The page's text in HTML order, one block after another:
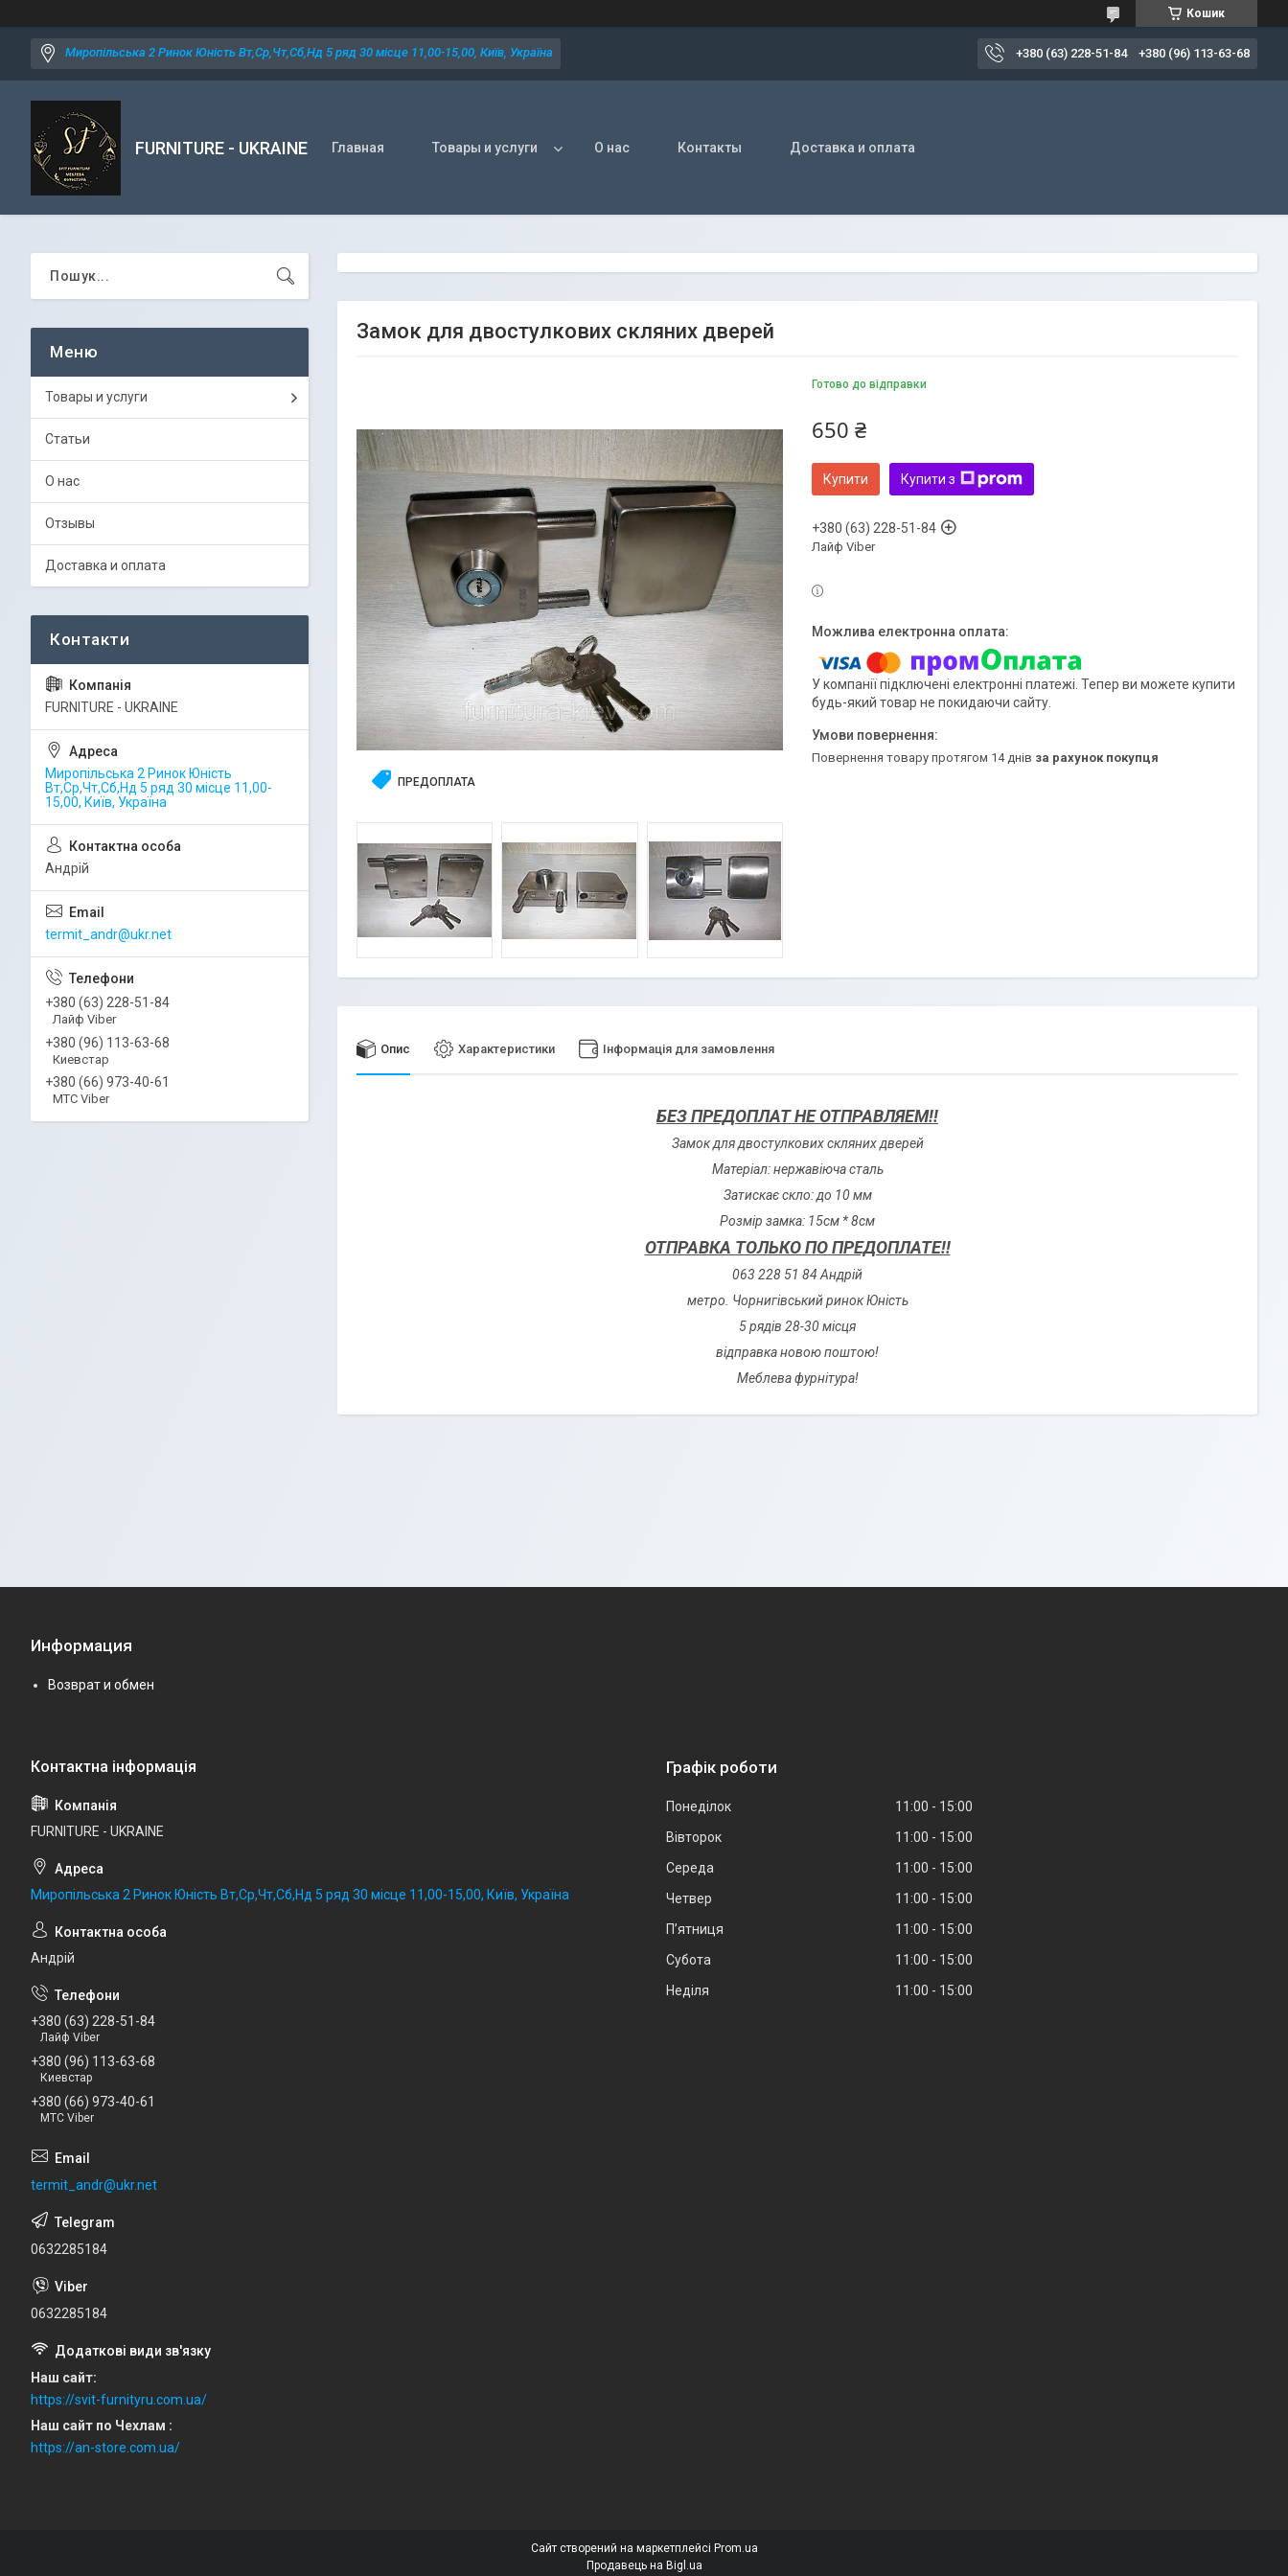
Кошик
Миропільська 2 Ринок Юність Вт,Ср,Чт,Сб,Нд 5 ряд 30 місце 11,00-15,00, Київ, Україна +380 (63) 228-51-84 +380 (96) 113-63-68
FURNITURE - UKRAINE Главная Товары и услуги О нас Контакты Доставка и оплата
Замок для двостулкових скляних дверей
ПРЕДОПЛАТА
Готово до відправки
650 ₴
Купити Купити з
+380 (63) 228-51-84
Лайф Viber
У компанії підключені електронні платежі. Тепер ви можете купити
будь-який товар не покидаючи сайту.
повернення товару протягом 14 днів за рахунок покупця
Опис Характеристики Інформація для замовлення
БЕЗ ПРЕДОПЛАТ НЕ ОТПРАВЛЯЕМ!!
Замок для двостулкових скляних дверей
Матеріал: нержавіюча сталь
Затискає скло: до 10 мм
Розмір замка: 15см * 8см
ОТПРАВКА ТОЛЬКО ПО ПРЕДОПЛАТЕ!!
063 228 51 84 Андрій
метро. Чорнигівський ринок Юність
5 рядів 28-30 місця
відправка новою поштою!
Меблева фурнітура!
Товары и услуги
Статьи
О нас
Отзывы
Доставка и оплата
FURNITURE - UKRAINE
Миропільська 2 Ринок Юність
Вт,Ср,Чт,Сб,Нд 5 ряд 30 місце 11,00-
15,00, Київ, Україна
Андрій
termit_andr@ukr.net
+380 (63) 228-51-84
Лайф Viber
+380 (96) 113-63-68
Киевстар
+380 (66) 973-40-61
МТС Viber
Информация
Возврат и обмен
FURNITURE - UKRAINE
Миропільська 2 Ринок Юність Вт,Ср,Чт,Сб,Нд 5 ряд 30 місце 11,00-15,00, Київ, Україна
Андрій
+380 (63) 228-51-84
Лайф Viber
+380 (96) 113-63-68
Киевстар
+380 (66) 973-40-61
МТС Viber
termit_andr@ukr.net
0632285184
0632285184
Наш сайт
https://svit-furnityru.com.ua/
Наш сайт по Чехлам
https://an-store.com.ua/
Графік роботи
Понеділок 11:00
15:00
Вівторок
11:00
15:00
Середа
11:00
15:00
Четвер
11:00
15:00
Пʼятниця
11:00
15:00
Субота
11:00
15:00
Неділя
11:00 15:00
Сайт створений на маркетплейсі Prom.ua
Продавець на Bigl.ua